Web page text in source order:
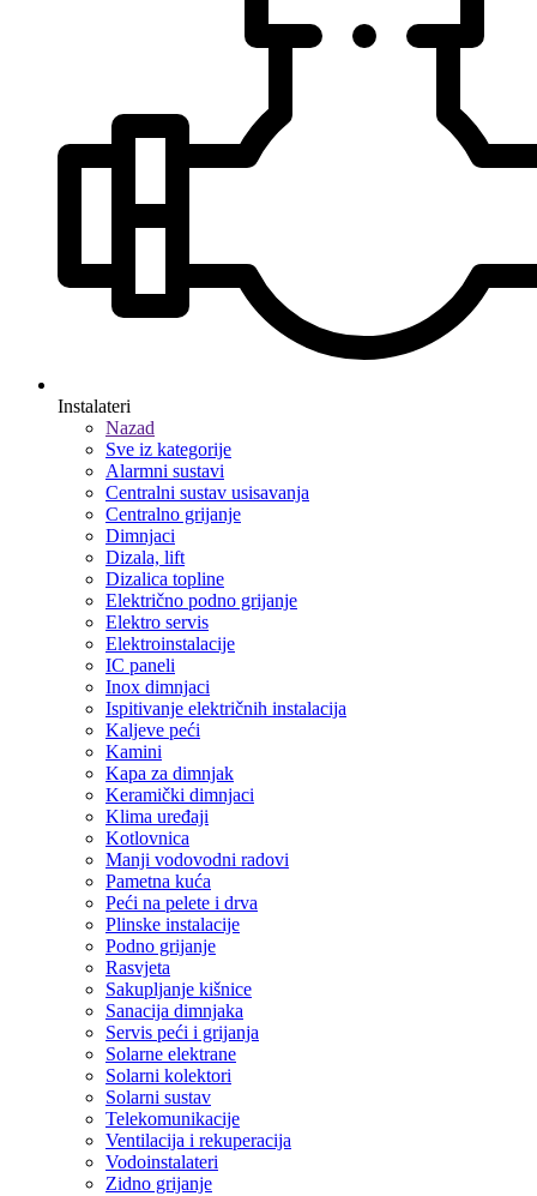
Instalateri
Nazad
Sve iz kategorije
Alarmni sustavi
Centralni sustav usisavanja
Centralno grijanje
Dimnjaci
Dizala, lift
Dizalica topline
Električno podno grijanje
Elektro servis
Elektroinstalacije
IC paneli
Inox dimnjaci
Ispitivanje električnih instalacija
Kaljeve peći
Kamini
Kapa za dimnjak
Keramički dimnjaci
Klima uređaji
Kotlovnica
Manji vodovodni radovi
Pametna kuća
Peći na pelete i drva
Plinske instalacije
Podno grijanje
Rasvjeta
Sakupljanje kišnice
Sanacija dimnjaka
Servis peći i grijanja
Solarne elektrane
Solarni kolektori
Solarni sustav
Telekomunikacije
Ventilacija i rekuperacija
Vodoinstalateri
Zidno grijanje